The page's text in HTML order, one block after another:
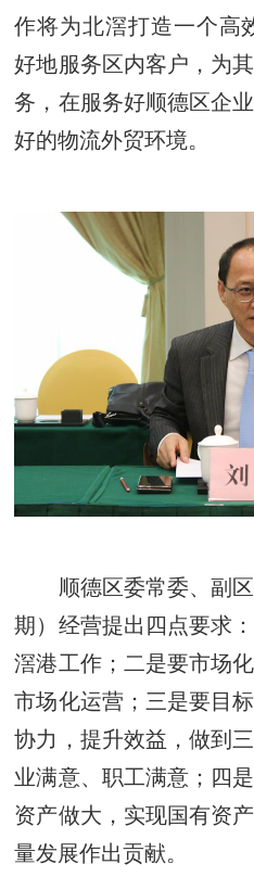
作将为北滘打造一个高
好地服务区内客户，为
务，在服务好顺德区企
好的物流外贸环境。
顺德区委常委、副
期）经营提出四点要求
滘港工作；二是要市场
市场化运营；三是要目
协力，提升效益，做到
业满意、职工满意；四
资产做大，实现国有资
量发展作出贡献。